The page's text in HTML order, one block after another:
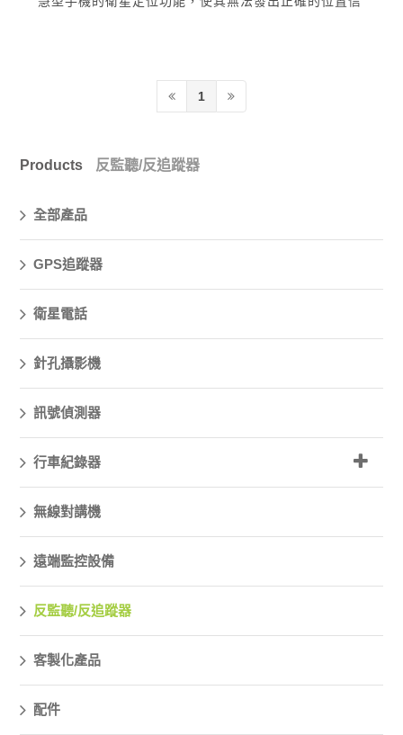
1
Products 反監聽/反追蹤器
全部產品
GPS追蹤器
衛星電話
針孔攝影機
訊號偵測器
行車紀錄器
無線對講機
遠端監控設備
反監聽/反追蹤器
客製化產品
配件